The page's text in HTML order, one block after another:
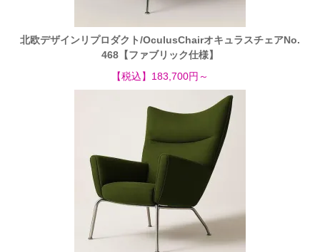
北欧デザインリプロダクト/OculusChairオキュラスチェアNo.
468【ファブリック仕様】
【税込】183,700円～